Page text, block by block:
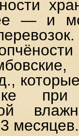
— и
при
месяцев.